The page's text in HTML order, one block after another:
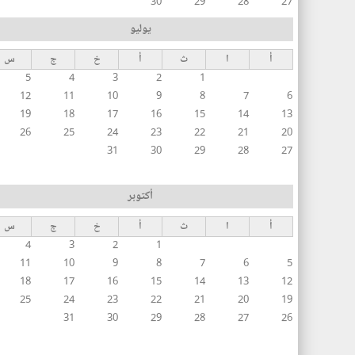
يوليو
أ ا ث أ خ ج
س
1
2
3
4
5
6
7
8
9
10
11
12
13
14
15
16
17
18
19
20
21
22
23
24
25
26
27
28
29
30
31
أكتوبر
أ ا ث أ خ ج
س
1
2
3
4
5
6
7
8
9
10
11
12
13
14
15
16
17
18
19
20
21
22
23
24
25
26
27
28
29
30
31